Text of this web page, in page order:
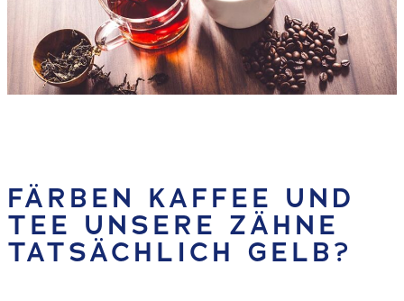
FÄRBEN KAFFEE UND
TEE UNSERE ZÄHNE
TATSÄCHLICH GELB?